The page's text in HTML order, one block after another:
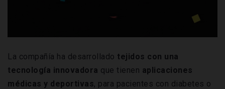
La compañía ha desarrollado tejidos con una
tecnología innovadora que tienen aplicaciones
médicas y deportivas, para pacientes con diabetes o